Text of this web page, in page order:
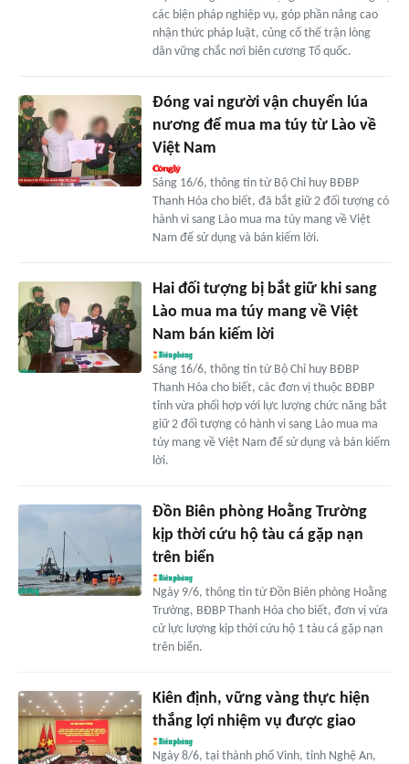
các biện pháp nghiệp vụ, góp phần nâng cao
nhận thức pháp luật, củng cố thế trận lòng
dân vững chắc nơi biên cương Tổ quốc.
Đóng vai người vận chuyển lúa
nương để mua ma túy từ Lào về
Việt Nam
Sáng 16/6, thông tin từ Bộ Chỉ huy BĐBP
Thanh Hóa cho biết, đã bắt giữ 2 đối tượng có
hành vi sang Lào mua ma túy mang về Việt
Nam để sử dụng và bán kiếm lời.
Hai đối tượng bị bắt giữ khi sang
Lào mua ma túy mang về Việt
Nam bán kiếm lời
Sáng 16/6, thông tin từ Bộ Chỉ huy BĐBP
Thanh Hóa cho biết, các đơn vị thuộc BĐBP
tỉnh vừa phối hợp với lực lượng chức năng bắt
giữ 2 đối tượng có hành vi sang Lào mua ma
túy mang về Việt Nam để sử dụng và bán kiếm
lời.
Đồn Biên phòng Hoằng Trường
kịp thời cứu hộ tàu cá gặp nạn
trên biển
Ngày 9/6, thông tin từ Đồn Biên phòng Hoằng
Trường, BĐBP Thanh Hóa cho biết, đơn vị vừa
cử lực lượng kịp thời cứu hộ 1 tàu cá gặp nạn
trên biển.
Kiên định, vững vàng thực hiện
thắng lợi nhiệm vụ được giao
Ngày 8/6, tại thành phố Vinh, tỉnh Nghệ An,